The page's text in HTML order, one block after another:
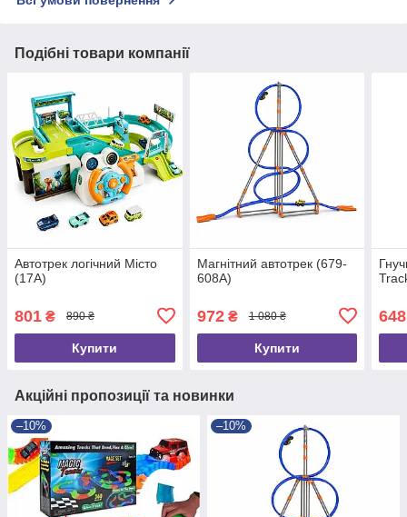
Подібні товари компанії
Автотрек логічний Місто
(17A)
801 ₴ 890 ₴
Купити
Магнітний автотрек (679-
608A)
972₴ 1 080 ₴
Купити
648
Акційні пропозиції та новинки
–10% –10%